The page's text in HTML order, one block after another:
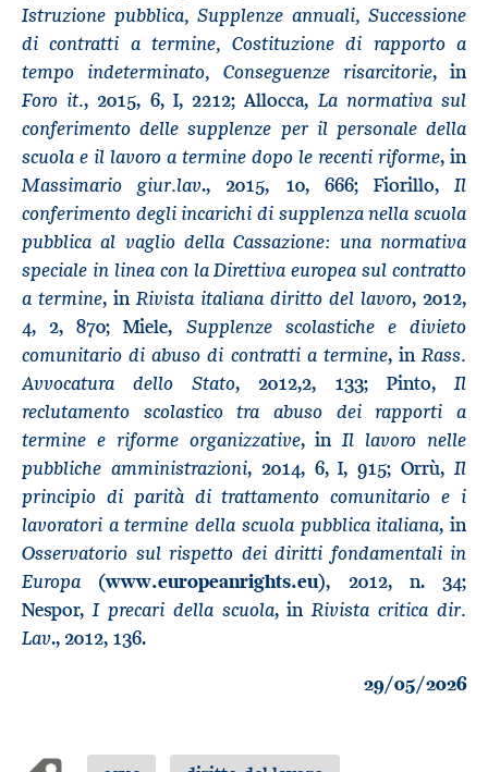
Istruzione pubblica, Supplenze annuali, Successione
di contratti a termine, Costituzione di rapporto a
tempo indeterminato, Conseguenze risarcitorie, in
Foro it., 2015, 6, I, 2212; Allocca, La normativa sul
conferimento delle supplenze per il personale della
scuola e il lavoro a termine dopo le recenti riforme, in
Massimario giur.lav., 2015, 10, 666; Fiorillo,Il
conferimento degli incarichi di supplenza nella scuola
pubblica al vaglio della Cassazione: una normativa
speciale in linea con la Direttiva europea sul contratto
a termine, inRivista italiana diritto del lavoro, 2012,
4, 2, 870; Miele, Supplenze scolastiche e divieto
comunitario di abuso di contratti a termine, inRass.
Avvocatura dello Stato, 2012,2, 133; Pinto,Il
reclutamento scolastico tra abuso dei rapporti a
termine e riforme organizzative, inIl lavoro nelle
pubbliche amministrazioni, 2014, 6, I, 915; Orrù,Il
principio di parità di trattamento comunitario e i
lavoratori a termine della scuola pubblica italiana, in
Osservatorio sul rispetto dei diritti fondamentali in
Europa (www.europeanrights.eu), 2012, n. 34;
Nespor,I precari della scuola, inRivista critica dir.
Lav., 2012, 136.
29/05/2026